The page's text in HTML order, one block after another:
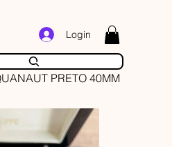
Login
PRETO 40MM